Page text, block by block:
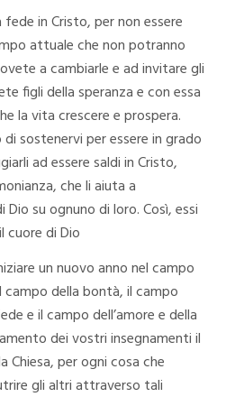
in Cristo, per non essere
attuale che non potranno
a cambiarle e ad invitare gli
figli della speranza e con essa
la vita crescere e prospera.
sostenervi per essere in grado
ad essere saldi in Cristo,
che li aiuta a
su ognuno di loro. Così, essi
di Dio.
un nuovo anno nel campo
campo della bontà, il campo
e il campo dell’amore e della
dei vostri insegnamenti il
Chiesa, per ogni cosa che
gli altri attraverso tali